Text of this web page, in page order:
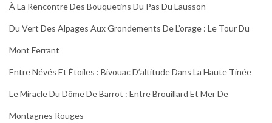
À La Rencontre Des Bouquetins Du Pas Du Lausson
Du Vert Des Alpages Aux Grondements De L’orage : Le Tour Du
Mont Ferrant
Entre Névés Et Étoiles : Bivouac D’altitude Dans La Haute Tinée
Le Miracle Du Dôme De Barrot : Entre Brouillard Et Mer De
Montagnes Rouges